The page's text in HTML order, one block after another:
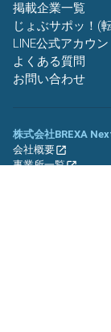
掲載企業一覧
じょぶサポッ！(
LINE公式アカウン
よくある質問
お問い合わせ
株式会社BREXA
会社概要
事業所一覧